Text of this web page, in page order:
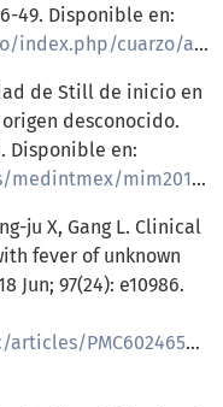
49. Disponible en:
cuarzo/article/view/323/336
de Still de inicio en
desconocido.
Disponible en:
mim2016/mim161o.pdf
ju X, Gang L. Clinical
fever of unknown
Jun; 97(24): e10986.
articles/PMC6024658/